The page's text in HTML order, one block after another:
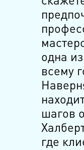
одна
всему
шагов
где